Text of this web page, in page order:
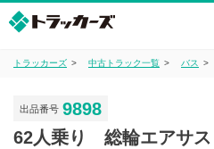
トラッカーズ 中古トラック一覧 バス
出品番号 9898
62人乗り 総輪エアサ